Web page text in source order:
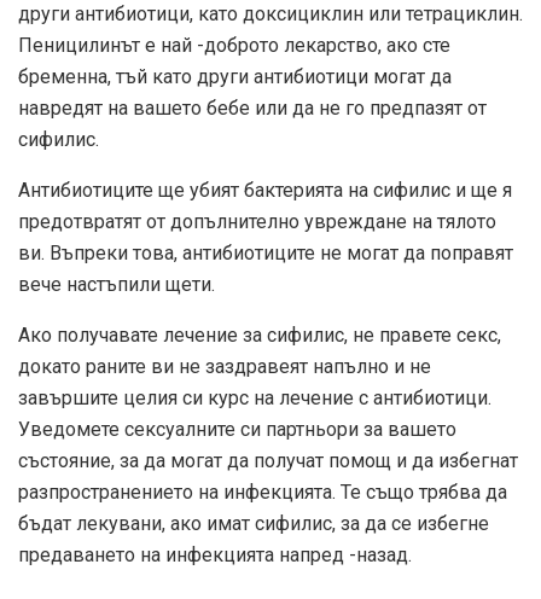
други антибиотици, като доксициклин или тетрациклин.
Пеницилинът е най -доброто лекарство, ако сте
бременна, тъй като други антибиотици могат да
навредят на вашето бебе или да не го предпазят от
сифилис.
Антибиотиците ще убият бактерията на сифилис и ще я
предотвратят от допълнително увреждане на тялото
ви. Въпреки това, антибиотиците не могат да поправят
вече настъпили щети.
Ако получавате лечение за сифилис, не правете секс,
докато раните ви не заздравеят напълно и не
завършите целия си курс на лечение с антибиотици.
Уведомете сексуалните си партньори за вашето
състояние, за да могат да получат помощ и да избегнат
разпространението на инфекцията. Те също трябва да
бъдат лекувани, ако имат сифилис, за да се избегне
предаването на инфекцията напред -назад.